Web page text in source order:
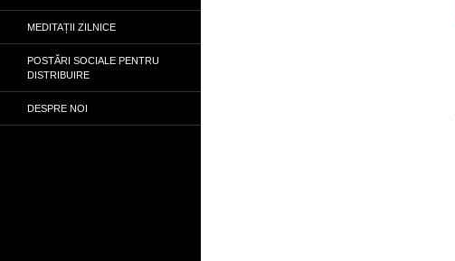
MEDITAȚII ZILNICE
POSTĂRI SOCIALE PENTRU
DISTRIBUIRE
DESPRE NOI